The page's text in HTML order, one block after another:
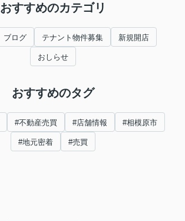
おすすめのカテゴリ
ブログ テナント物件募集 新規開店
おしらせ
おすすめのタグ
#不動産売買 #店舗情報 #相模原市
#地元密着 #売買